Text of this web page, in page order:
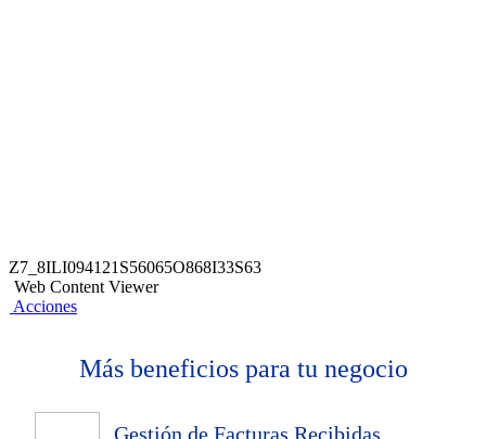
Z7_8ILI094121S56065O868I33S63
Web Content Viewer
Acciones
Más beneficios para tu negocio
Gestión de Facturas Recibidas